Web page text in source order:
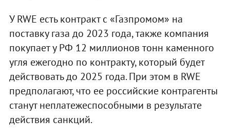
У RWE есть контракт с «Газпромом» на
поставку газа до 2023 года, также компания
покупает у РФ 12 миллионов тонн каменного
угля ежегодно по контракту, который будет
действовать до 2025 года. При этом в RWE
предполагают, что ее российские контрагенты
станут неплатежеспособными в результате
действия санкций.